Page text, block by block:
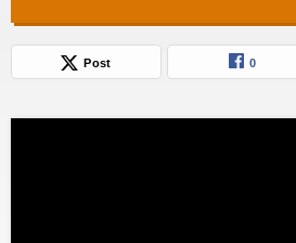
Post 0